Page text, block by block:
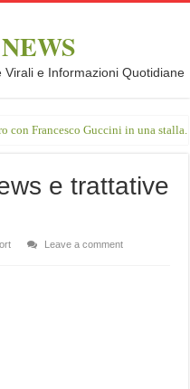
e Informazioni Quotidiane
con Francesco Guccini in una
e trattative
Leave a comment